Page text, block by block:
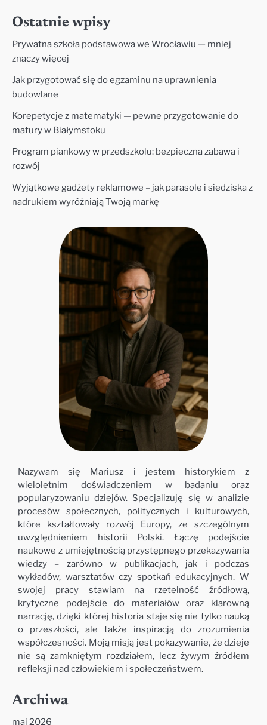
Ostatnie wpisy
Prywatna szkoła podstawowa we Wrocławiu — mniej
znaczy więcej
Jak przygotować się do egzaminu na uprawnienia
budowlane
Korepetycje z matematyki — pewne przygotowanie do
matury w Białymstoku
Program piankowy w przedszkolu: bezpieczna zabawa i
rozwój
Wyjątkowe gadżety reklamowe – jak parasole i siedziska z
nadrukiem wyróżniają Twoją markę
Nazywam się Mariusz i jestem historykiem z
wieloletnim doświadczeniem w badaniu oraz
popularyzowaniu dziejów. Specjalizuję się w analizie
procesów społecznych, politycznych i kulturowych,
które kształtowały rozwój Europy, ze szczególnym
uwzględnieniem historii Polski. Łączę podejście
naukowe z umiejętnością przystępnego przekazywania
wiedzy – zarówno w publikacjach, jak i podczas
wykładów, warsztatów czy spotkań edukacyjnych. W
swojej pracy stawiam na rzetelność źródłową,
krytyczne podejście do materiałów oraz klarowną
narrację, dzięki której historia staje się nie tylko nauką
o przeszłości, ale także inspiracją do zrozumienia
współczesności. Moją misją jest pokazywanie, że dzieje
nie są zamkniętym rozdziałem, lecz żywym źródłem
refleksji nad człowiekiem i społeczeństwem.
Archiwa
maj 2026